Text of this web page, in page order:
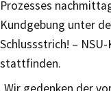
Prozesses
Kundgebung unter
Schlussstrich! –
stattfinden.